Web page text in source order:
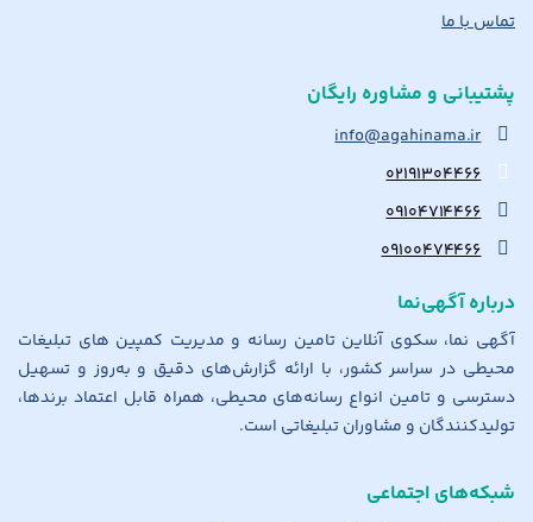
تماس با ما
پشتیبانی و مشاوره رایگان
info@agahinama.ir
۰۲۱۹۱۳۰۴۴۶۶
۰۹۱۰۴۷۱۴۴۶۶
۰۹۱۰۰۴۷۴۴۶۶
درباره آگهی‌نما
آگهی نما، سکوی آنلاین تامین رسانه و مدیریت کمپین های تبلیغات
محیطی در سراسر کشور، با ارائه گزارش‌های دقیق و به‌روز و تسهیل
دسترسی و تامین انواع رسانه‌های محیطی، همراه قابل اعتماد برندها،
تولیدکنندگان و مشاوران تبلیغاتی است.
شبکه‌های اجتماعی